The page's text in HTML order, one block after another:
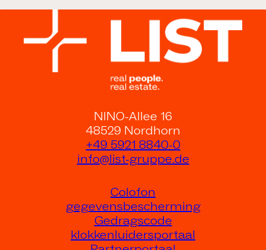
NINO-Allee 16
48529 Nordhorn
+49 5921 8840-0
info@list-gruppe.de
Colofon
gegevensbescherming
Gedragscode
klokkenluidersportaal